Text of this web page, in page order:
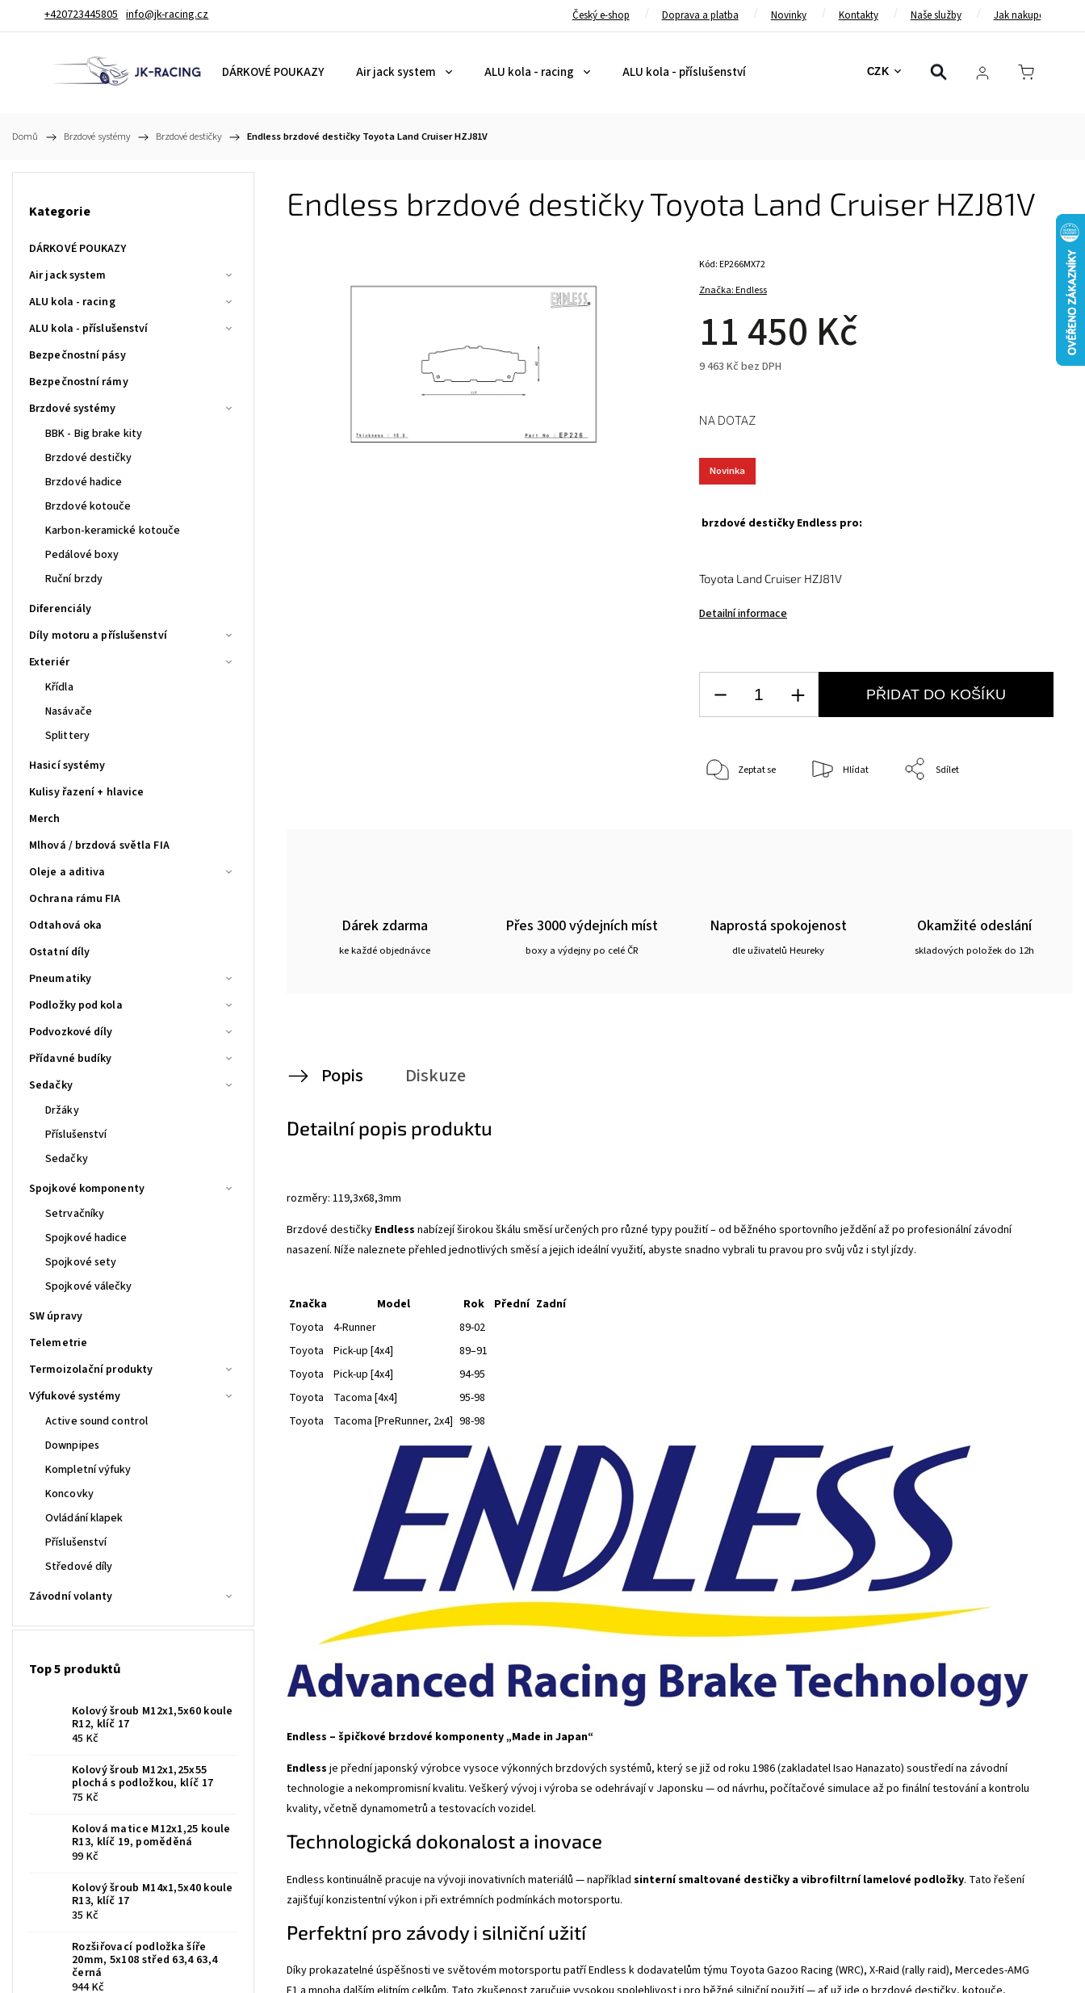
+420723445805 info@jk-racing.cz Český e-shop Doprava a platba Novinky Kontakty Naše služby Jak nakupovat
CZK
DÁRKOVÉ POUKAZY Air jack system ALU kola - racing ALU kola - příslušenství Bezpečnostní pásy Bezpečnostní rámy
Domů / Brzdové systémy / Brzdové destičky / Endless brzdové destičky Toyota Land Cruiser HZJ81V
Kategorie
DÁRKOVÉ POUKAZY
Air jack system
ALU kola - racing
ALU kola - příslušenství
Bezpečnostní pásy
Bezpečnostní rámy
Brzdové systémy
BBK - Big brake kity
Brzdové destičky
Brzdové hadice
Brzdové kotouče
Karbon-keramické kotouče
Pedálové boxy
Ruční brzdy
Diferenciály
Díly motoru a příslušenství
Exteriér
Křídla
Nasávače
Splittery
Hasicí systémy
Kulisy řazení + hlavice
Merch
Mlhová / brzdová světla FIA
Oleje a aditiva
Ochrana rámu FIA
Odtahová oka
Ostatní díly
Pneumatiky
Podložky pod kola
Podvozkové díly
Přídavné budíky
Sedačky
Držáky
Příslušenství
Sedačky
Spojkové komponenty
Setrvačníky
Spojkové hadice
Spojkové sety
Spojkové válečky
SW úpravy
Telemetrie
Termoizolační produkty
Výfukové systémy
Active sound control
Downpipes
Kompletní výfuky
Koncovky
Ovládání klapek
Příslušenství
Středové díly
Závodní volanty
Top 5 produktů
Kolový šroub M12x1,5x60 koule
R12, klíč 17
45 Kč
Kolový šroub M12x1,25x55
plochá s podložkou, klíč 17
75 Kč
Kolová matice M12x1,25 koule
R13, klíč 19, poměděná
99 Kč
Kolový šroub M14x1,5x40 koule
R13, klíč 17
35 Kč
Rozšiřovací podložka šíře
20mm, 5x108 střed 63,4 63,4
černá
944 Kč
Endless brzdové destičky Toyota Land Cruiser HZJ81V
Značka:Endless
11 450 Kč
9 463 Kč bez DPH
Kód:EP266MX72
brzdové destičky Endless pro:
Toyota Land Cruiser HZJ81V
Detailní informace
Novinka
NA DOTAZ
PŘIDAT DO KOŠÍKU
Zeptat se Hlídat Sdílet
Dárek zdarma
ke každé objednávce
Přes 3000 výdejních míst
boxy a výdejny po celé ČR
Naprostá spokojenost
dle uživatelů Heureky
Okamžité odeslání
skladových položek do 12h
Popis Diskuze
Detailní popis produktu
rozměry: 119,3x68,3mm
Brzdové destičky Endless nabízejí širokou škálu směsí určených pro různé typy použití – od běžného sportovního ježdění až po profesionální závodní
nasazení. Níže naleznete přehled jednotlivých směsí a jejich ideální využití, abyste snadno vybrali tu pravou pro svůj vůz i styl jízdy.
Značka Model Rok Přední Zadní
Toyota
4-Runner
89-02
Toyota
Pick-up [4x4]
89–91
Toyota
Pick-up [4x4]
94-95
Toyota
Tacoma [4x4]
95-98
Toyota
Tacoma [PreRunner, 2x4] 98-98
Endless – špičkové brzdové komponenty „Made in Japan“
Endless je přední japonský výrobce vysoce výkonných brzdových systémů, který se již od roku 1986 (zakladatel Isao Hanazato) soustředí na závodní
technologie a nekompromisní kvalitu. Veškerý vývoj i výroba se odehrávají v Japonsku — od návrhu, počítačové simulace až po finální testování a kontrolu
kvality, včetně dynamometrů a testovacích vozidel.
Technologická dokonalost a inovace
Endless kontinuálně pracuje na vývoji inovativních materiálů — například sinterní smaltované destičky a vibrofiltrní lamelové podložky. Tato řešení
zajišťují konzistentní výkon i při extrémních podmínkách motorsportu.
Perfektní pro závody i silniční užití
Díky prokazatelné úspěšnosti ve světovém motorsportu patří Endless k dodavatelům týmu Toyota Gazoo Racing (WRC), X-Raid (rally raid), Mercedes-AMG